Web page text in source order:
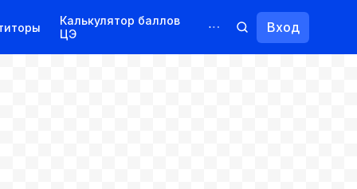
Калькулятор баллов
ЦЭ
Вход